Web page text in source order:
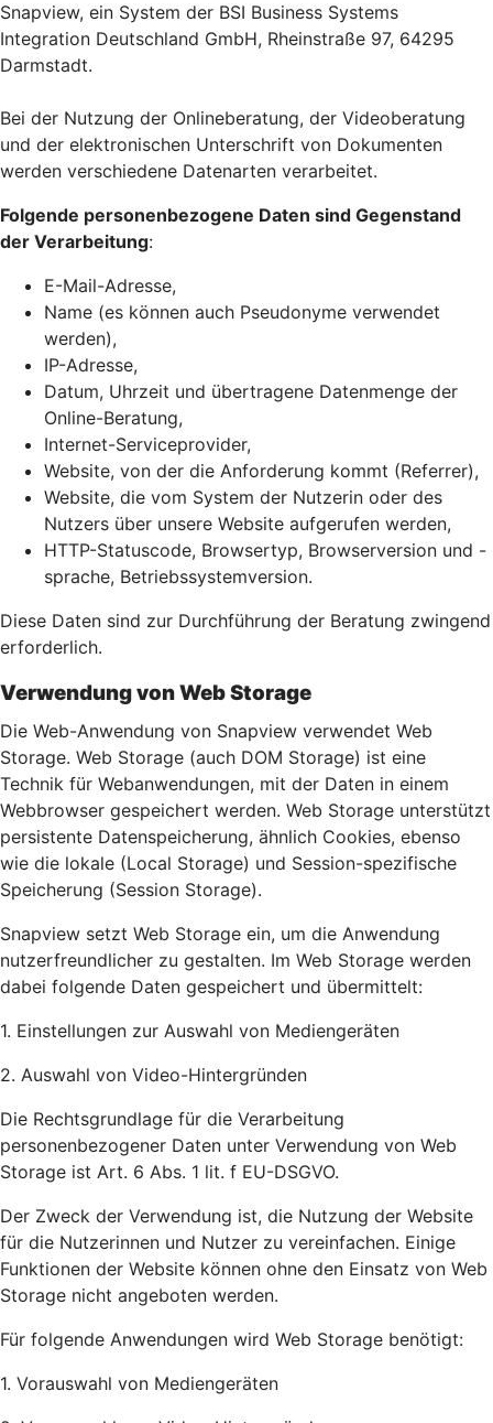
Snapview, ein System der BSI Business Systems
Integration Deutschland GmbH, Rheinstraße 97, 64295
Darmstadt.
Bei der Nutzung der Onlineberatung, der Videoberatung
und der elektronischen Unterschrift von Dokumenten
werden verschiedene Datenarten verarbeitet.
Folgende personenbezogene Daten sind Gegenstand
der Verarbeitung:
E-Mail-Adresse,
Name (es können auch Pseudonyme verwendet
werden),
IP-Adresse,
Datum, Uhrzeit und übertragene Datenmenge der
Online-Beratung,
Internet-Serviceprovider,
Website, von der die Anforderung kommt (Referrer),
Website, die vom System der Nutzerin oder des
Nutzers über unsere Website aufgerufen werden,
HTTP-Statuscode, Browsertyp, Browserversion und -
sprache, Betriebssystemversion.
Diese Daten sind zur Durchführung der Beratung zwingend
erforderlich.
Verwendung von Web Storage
Die Web-Anwendung von Snapview verwendet Web
Storage. Web Storage (auch DOM Storage) ist eine
Technik für Webanwendungen, mit der Daten in einem
Webbrowser gespeichert werden. Web Storage unterstützt
persistente Datenspeicherung, ähnlich Cookies, ebenso
wie die lokale (Local Storage) und Session-spezifische
Speicherung (Session Storage).
Snapview setzt Web Storage ein, um die Anwendung
nutzerfreundlicher zu gestalten. Im Web Storage werden
dabei folgende Daten gespeichert und übermittelt:
1. Einstellungen zur Auswahl von Mediengeräten
2. Auswahl von Video-Hintergründen
Die Rechtsgrundlage für die Verarbeitung
personenbezogener Daten unter Verwendung von Web
Storage ist Art. 6 Abs. 1 lit. f EU-DSGVO.
Der Zweck der Verwendung ist, die Nutzung der Website
für die Nutzerinnen und Nutzer zu vereinfachen. Einige
Funktionen der Website können ohne den Einsatz von Web
Storage nicht angeboten werden.
Für folgende Anwendungen wird Web Storage benötigt:
1. Vorauswahl von Mediengeräten